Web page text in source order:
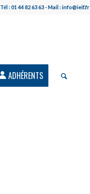
Tél : 01 44 82 63 63 - Mail : info@ieif.fr
ADHÉRENTS